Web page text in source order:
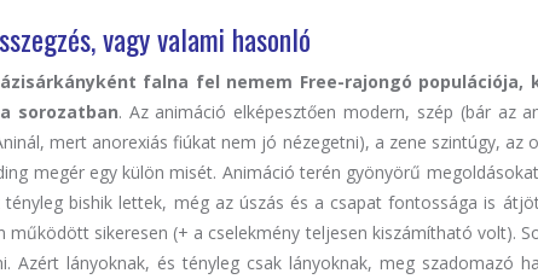
vagy valami hasonló
falna fel nemem Free-rajongó populációja,
sorozatban. Az animáció elképesztően modern, szép (bár az
mert anorexiás fiúkat nem jó nézegetni), a zene szintúgy, az
megér egy külön misét. Animáció terén gyönyörű
tényleg bishik lettek, még az úszás és a csapat fontossága is
működött sikeresen (+ a cselekmény teljesen kiszámítható volt).
Azért lányoknak, és tényleg csak lányoknak, meg szadomazó